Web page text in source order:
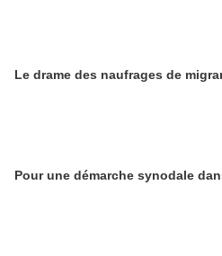
Le drame des naufrages de
Pour une démarche synodale